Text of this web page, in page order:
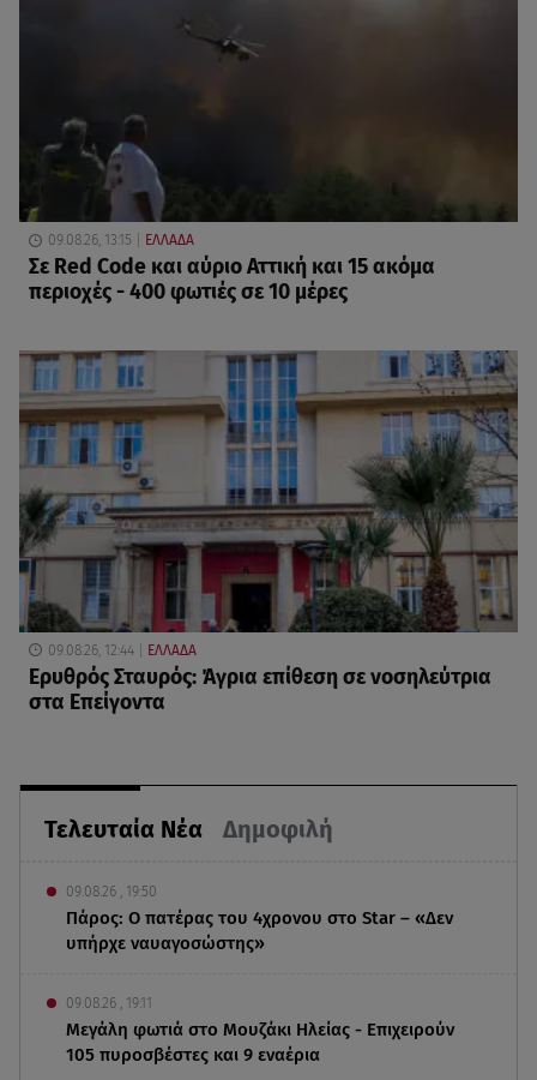
Τελευταία Νέα Δημοφιλή
09.08.26 , 19:50
Πάρος: Ο πατέρας του 4χρονου στο Star – «Δεν
υπήρχε ναυαγοσώστης»
09.08.26 , 19:11
Μεγάλη φωτιά στο Μουζάκι Ηλείας - Επιχειρούν
105 πυροσβέστες και 9 εναέρια
09.08.26, 13:15 ΕΛΛΑΔΑ
Σε Red Code και αύριο Αττική και 15 ακόμα
περιοχές - 400 φωτιές σε 10 μέρες
09.08.26, 12:44 ΕΛΛΑΔΑ
Ερυθρός Σταυρός: Άγρια επίθεση σε νοσηλεύτρια
στα Επείγοντα